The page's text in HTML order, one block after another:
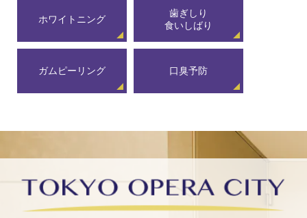
ホワイトニング
歯ぎしり
食いしばり
ガムピーリング 口臭予防